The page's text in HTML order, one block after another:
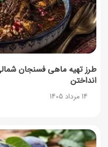
طرز تهیه ماهی فسنجان
انداختن
14 مرداد 1405